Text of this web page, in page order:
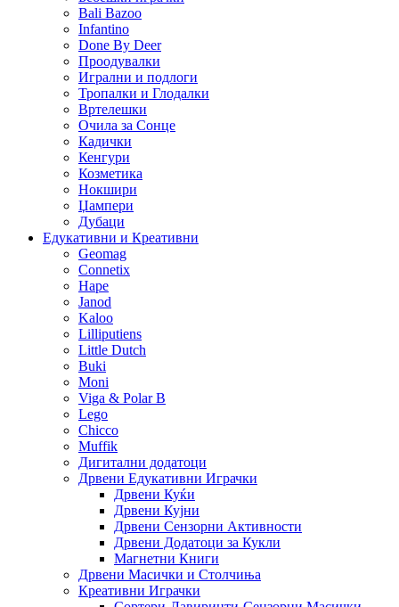
Bali Bazoo
Infantino
Done By Deer
Проодувалки
Игрални и подлоги
Тропалки и Глодалки
Вртелешки
Очила за Сонце
Кадички
Кенгури
Козметика
Нокшири
Џампери
Дубаци
Едукативни и Креативни
Geomag
Connetix
Hape
Janod
Kaloo
Lilliputiens
Little Dutch
Buki
Moni
Viga & Polar B
Lego
Chicco
Muffik
Дигитални додатоци
Дрвени Едукативни Играчки
Дрвени Куќи
Дрвени Кујни
Дрвени Сензорни Активности
Дрвени Додатоци за Кукли
Магнетни Книги
Дрвени Масички и Столчиња
Креативни Играчки